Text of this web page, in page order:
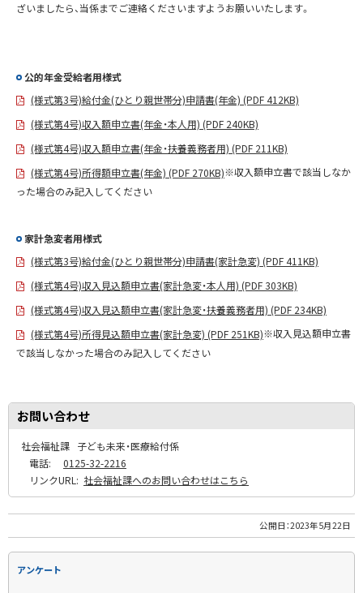
ざいましたら、当係までご連絡くださいますようお願いいたします。
公的年金受給者用様式
(様式第3号)給付金(ひとり親世帯分)申請書(年金) (PDF 412KB)
(様式第4号)収入額申立書(年金・本人用) (PDF 240KB)
(様式第4号)収入額申立書(年金・扶養義務者用) (PDF 211KB)
(様式第4号)所得額申立書(年金) (PDF 270KB)※収入額申立書で該当しなか
った場合のみ記入してください
家計急変者用様式
(様式第3号)給付金(ひとり親世帯分)申請書(家計急変) (PDF 411KB)
(様式第4号)収入見込額申立書(家計急変・本人用) (PDF 303KB)
(様式第4号)収入見込額申立書(家計急変・扶養義務者用) (PDF 234KB)
(様式第4号)所得見込額申立書(家計急変) (PDF 251KB)※収入見込額申立書
で該当しなかった場合のみ記入してください
お問い合わせ
社会福祉課 子ども未来・医療給付係
電話:
0125-32-2216
リンクURL: 社会福祉課へのお問い合わせはこちら
公開日：2023年5月22日
アンケート